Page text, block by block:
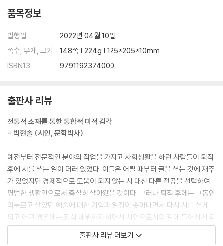
달개비
나리꽃
꿈꾸는 봄
봄
어른벌레
봄은 오는구나
뒷산
해돋이
울 엄마 키는 해바라기
울 엄마
인기쟁이 콩나물
여기 참 좋아요
3부 위험했었네
품목정보
발행일
2022년 04월 10일
쪽수, 무게, 크기
148쪽 | 224g | 125*205*10mm
ISBN13
9791192374000
출판사 리뷰
전통적 소재를 통한 통합적 미적 감각
- 박현솔 (시인, 문학박사)
예전부터 전문적인 분야의 직업을 가지고 사회생활을 하던 사람들이 퇴직
후에 시를 쓰는 일이 더러 있었다. 이들은 어릴 때부터 글을 쓰는 것에 재주
가 있었지만 경제적으로 도움이 되지 않는 시 대신 다른 전공을 선택하여
평범한 생활인으로서 충실히 살아왔을 것이다. 그러나 퇴직 후에는 그동안
억누르고 살았던 예술에 대한 기억과 열정이 솟아나면서 다시 시를 쓰게
되고 어떤 경우에는 정식 데뷔까지 하면서 시인으로서의 길에 들어서게 되
었다. 그런 과정 속에서 그들은 자신의 전공 분야를 시에 끌어들여 기존의
시인들과 차별되는 지점을 확보하였고 이것을 문단에서는 낯설어하면서
출판사 리뷰 더보기